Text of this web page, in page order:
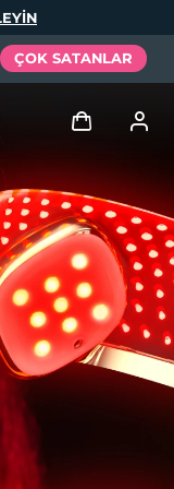
ÇOK SATANLAR
Giriş
Kullanici profi̇li̇
Cihazlarım
Siparişlerim
Aboneliklerim
Русский
體中文